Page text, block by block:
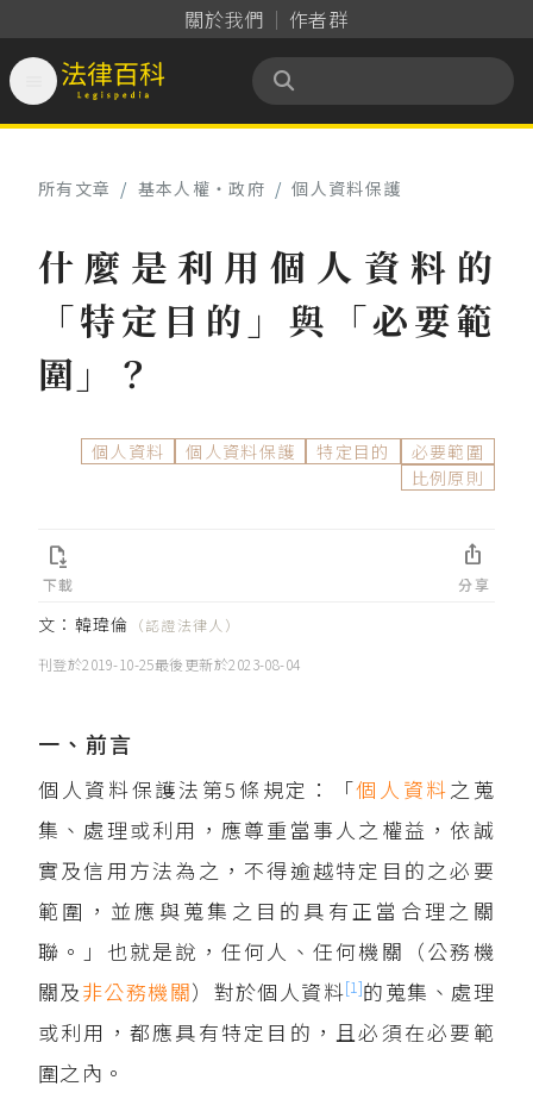
關於我們 作者群
法律百科 Legispedia
所有文章 / 基本人權‧政府 / 個人資料保護
什麼是利用個人資料的
「特定目的」與「必要範
圍」？
個人資料 個人資料保護 特定目的
必要範圍
比例原則
文： 韓瑋倫 （認證法律人）
刊登於2019-10-25最後更新於2023-08-04
一、前言
個人資料保護法第5條規定：「個人資料之蒐
集、處理或利用，應尊重當事人之權益，依誠
實及信用方法為之，不得逾越特定目的之必要
範圍，並應與蒐集之目的具有正當合理之關
聯。」也就是說，任何人、任何機關（公務機
關及非公務機關）對於個人資料[1]的蒐集、處理
或利用，都應具有特定目的，且必須在必要範
圍之內。
下載

分享
